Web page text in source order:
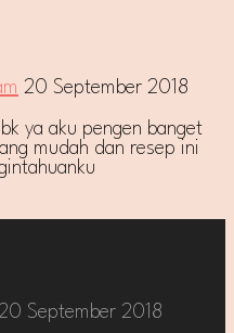
20 September 2018
ya aku pengen banget
mudah dan resep ini
20 September 2018